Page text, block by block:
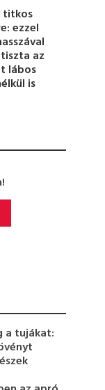
titkos
ezzel
az
lábos
is
a tujákat: